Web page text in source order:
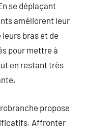
se déplaçant
améliorent leur
bras et de
pour mettre à
en restant très
propose
Affronter